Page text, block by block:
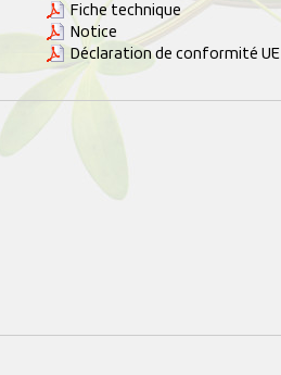
Fiche technique
Notice
Déclaration de conformité UE